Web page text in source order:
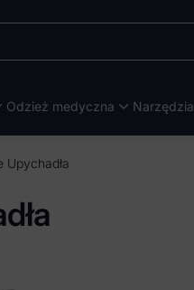
Odzież medyczna Narzędzia
Upychadła